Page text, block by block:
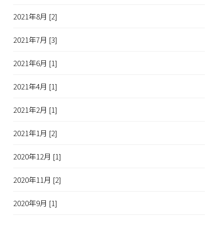
2021年8月 [2]
2021年7月 [3]
2021年6月 [1]
2021年4月 [1]
2021年2月 [1]
2021年1月 [2]
2020年12月 [1]
2020年11月 [2]
2020年9月 [1]